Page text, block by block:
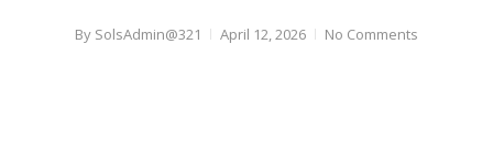
By SolsAdmin@321 April 12, 2026 No Comments